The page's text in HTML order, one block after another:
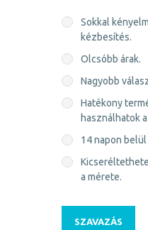
Sokkal
kézbesítés.
Olcsóbb árak.
Nagyobb
Hatékony
használhatok
14 napon
a mérete.
SZAVAZÁS